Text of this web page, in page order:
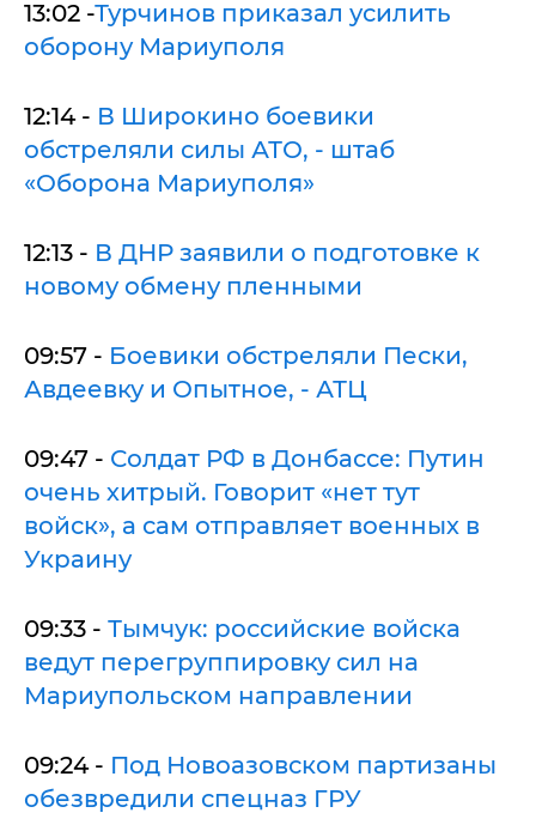
13:02 -Турчинов приказал усилить
оборону Мариуполя
12:14 - В Широкино боевики
обстреляли силы АТО, - штаб
«Оборона Мариуполя»
12:13 - В ДНР заявили о подготовке к
новому обмену пленными
09:57 - Боевики обстреляли Пески,
Авдеевку и Опытное, - АТЦ
09:47 - Солдат РФ в Донбассе: Путин
очень хитрый. Говорит «нет тут
войск», а сам отправляет военных в
Украину
09:33 - Тымчук: российские войска
ведут перегруппировку сил на
Мариупольском направлении
09:24 - Под Новоазовском партизаны
обезвредили спецназ ГРУ